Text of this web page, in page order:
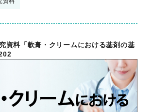
資料「軟膏・クリームにおける基剤の基